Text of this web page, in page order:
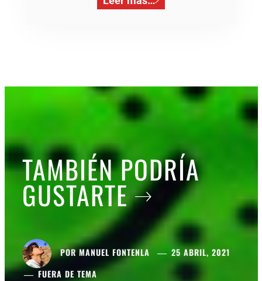
TAMBIÉN PODRÍA
GUSTARTE
PORMANUEL FONTENLA
25 ABRIL, 2021
FUERA DE TEMA